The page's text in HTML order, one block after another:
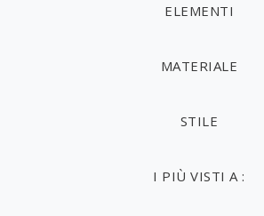
ELEMENTI
MATERIALE
STILE
I PIÙ VISTI A :